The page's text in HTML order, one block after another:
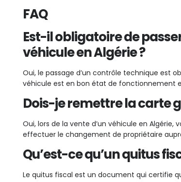
FAQ
Est-il obligatoire de
véhicule en Algérie ?
Oui, le passage d’un contrôle technique est
véhicule est en bon état de fonctionnement
Dois-je remettre la carte
Oui, lors de la vente d’un véhicule en
effectuer le changement de propriétaire
Qu’est-ce qu’un quitus
Le quitus fiscal est un document qui certifie